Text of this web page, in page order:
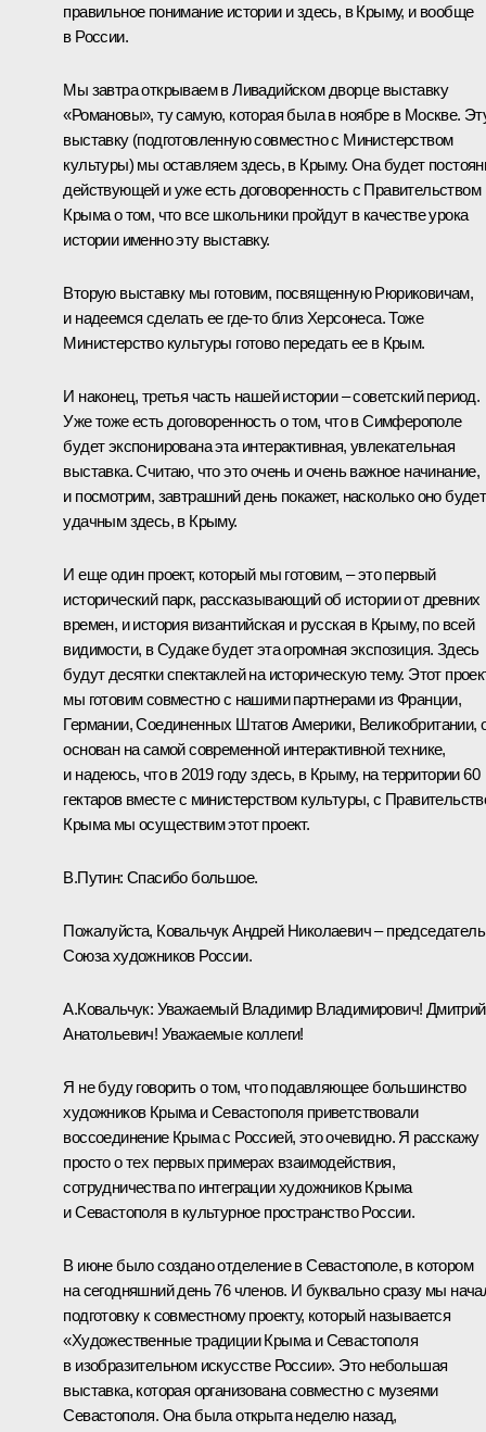
правильное понимание истории и здесь, в Крыму, и вообще
в России.
Мы завтра открываем в Ливадийском дворце выставку
«Романовы», ту самую, которая была в ноябре в Москве.
выставку (подготовленную совместно с Министерством
культуры) мы оставляем здесь, в Крыму. Она будет
действующей и уже есть договоренность с Правительством
Крыма о том, что все школьники пройдут в качестве урока
истории именно эту выставку.
Вторую выставку мы готовим, посвященную Рюриковичам,
и надеемся сделать ее где‑то близ Херсонеса. Тоже
Министерство культуры готово передать ее в Крым.
И наконец, третья часть нашей истории – советский период.
Уже тоже есть договоренность о том, что в Симферополе
будет экспонирована эта интерактивная, увлекательная
выставка. Считаю, что это очень и очень важное начинание,
и посмотрим, завтрашний день покажет, насколько оно будет
удачным здесь, в Крыму.
И еще один проект, который мы готовим, – это первый
исторический парк, рассказывающий об истории от древних
времен, и история византийская и русская в Крыму, по всей
видимости, в Судаке будет эта огромная экспозиция. Здесь
будут десятки спектаклей на историческую тему. Этот
мы готовим совместно с нашими партнерами из Франции,
Германии, Соединенных Штатов Америки, Великобритании,
основан на самой современной интерактивной технике,
и надеюсь, что в 2019 году здесь, в Крыму, на территории 60
гектаров вместе с министерством культуры, с
Крыма мы осуществим этот проект.
В.Путин: Спасибо большое.
Пожалуйста, Ковальчук Андрей Николаевич – председатель
Союза художников России.
А.Ковальчук: Уважаемый Владимир Владимирович! Дмитрий
Анатольевич! Уважаемые коллеги!
Я не буду говорить о том, что подавляющее большинство
художников Крыма и Севастополя приветствовали
воссоединение Крыма с Россией, это очевидно. Я расскажу
просто о тех первых примерах взаимодействия,
сотрудничества по интеграции художников Крыма
и Севастополя в культурное пространство России.
В июне было создано отделение в Севастополе, в котором
на сегодняшний день 76 членов. И буквально сразу мы
подготовку к совместному проекту, который называется
«Художественные традиции Крыма и Севастополя
в изобразительном искусстве России». Это небольшая
выставка, которая организована совместно с музеями
Севастополя. Она была открыта неделю назад,